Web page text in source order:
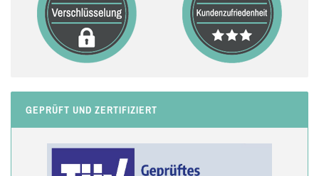
GEPRÜFT UND ZERTIFIZIERT